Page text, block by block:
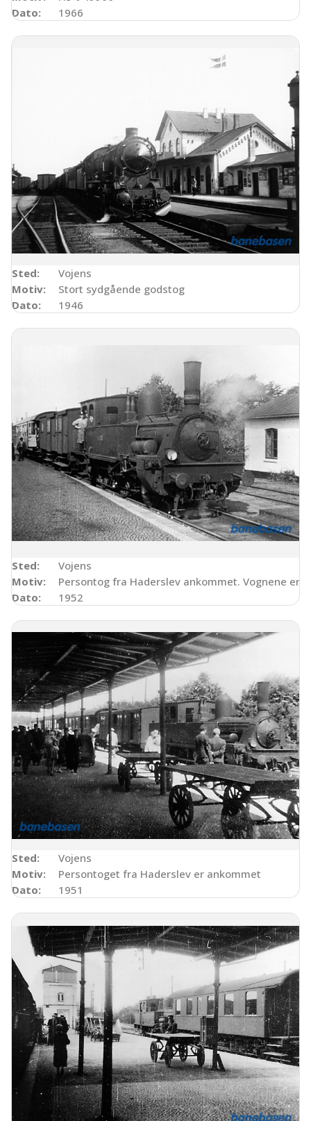
Dato:
1966
Sted:
Vojens
Motiv:
Stort sydgående godstog
Dato:
1946
Sted:
Vojens
Motiv:
Persontog fra Haderslev ankommet. Vognene er
Dato:
1952
Sted:
Vojens
Motiv:
Persontoget fra Haderslev er ankommet
Dato:
1951